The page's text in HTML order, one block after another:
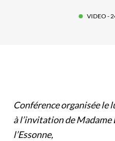
VIDEO -
Conférence organisée le
à l’invitation de Madame
l’Essonne,